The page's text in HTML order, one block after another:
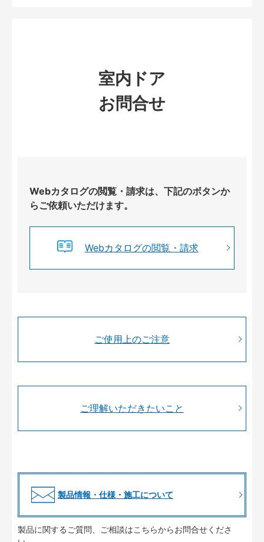
室内ドア
お問合せ
Webカタログの閲覧・請求は、下記のボタンか
らご依頼いただけます。
Webカタログの閲覧・請求
ご使用上のご注意
ご理解いただきたいこと
製品情報・仕様・施工について
製品に関するご質問、ご相談はこちらからお問合せくださ